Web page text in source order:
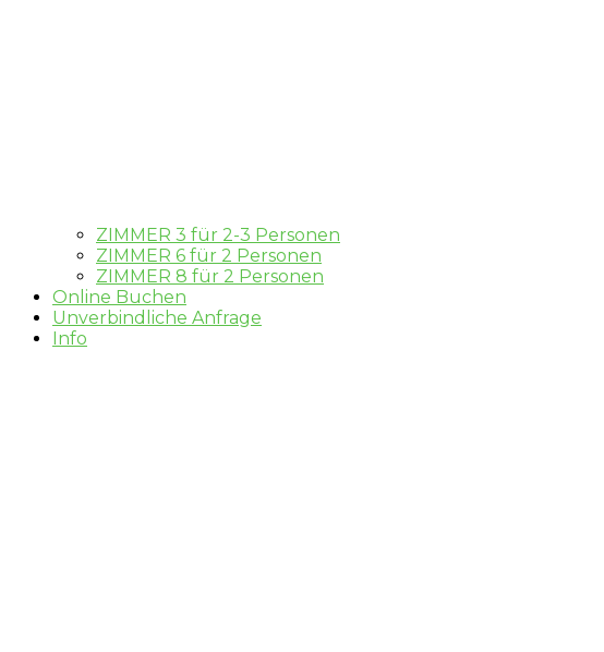
ZIMMER 3 für 2-3 Personen
ZIMMER 6 für 2 Personen
ZIMMER 8 für 2 Personen
Online Buchen
Unverbindliche Anfrage
Info